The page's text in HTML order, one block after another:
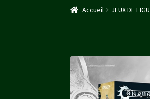
Accueil CGV Mon
Accueil JEUX DE